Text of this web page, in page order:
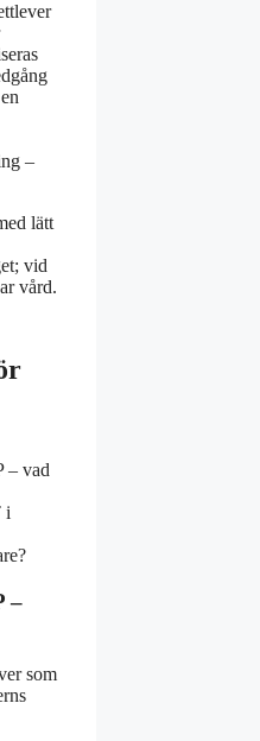
–
lätt
vid
vård.
– vad
i
–
som